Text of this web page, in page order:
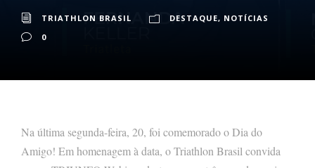
TRIATHLON BRASIL DESTAQUE, NOTÍCIAS
0
Na última segunda-feira, 20, foi comemorado o Dia do
Amigo! Em homenagem à data, o Triathlon Brasil convida